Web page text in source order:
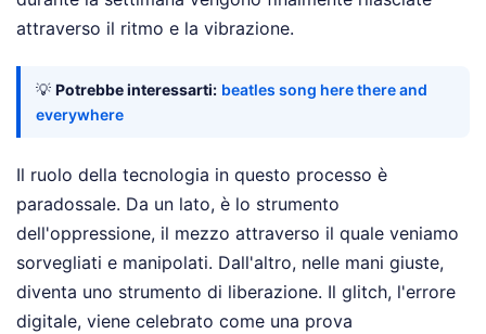
attraverso il ritmo e la vibrazione.
💡 Potrebbe interessarti: beatles song here there and
everywhere
Il ruolo della tecnologia in questo processo è
paradossale. Da un lato, è lo strumento
dell'oppressione, il mezzo attraverso il quale veniamo
sorvegliati e manipolati. Dall'altro, nelle mani giuste,
diventa uno strumento di liberazione. Il glitch, l'errore
digitale, viene celebrato come una prova